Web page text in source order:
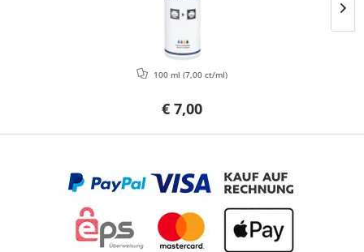
€ 7,00
100 ml (7,00 ct/ml)